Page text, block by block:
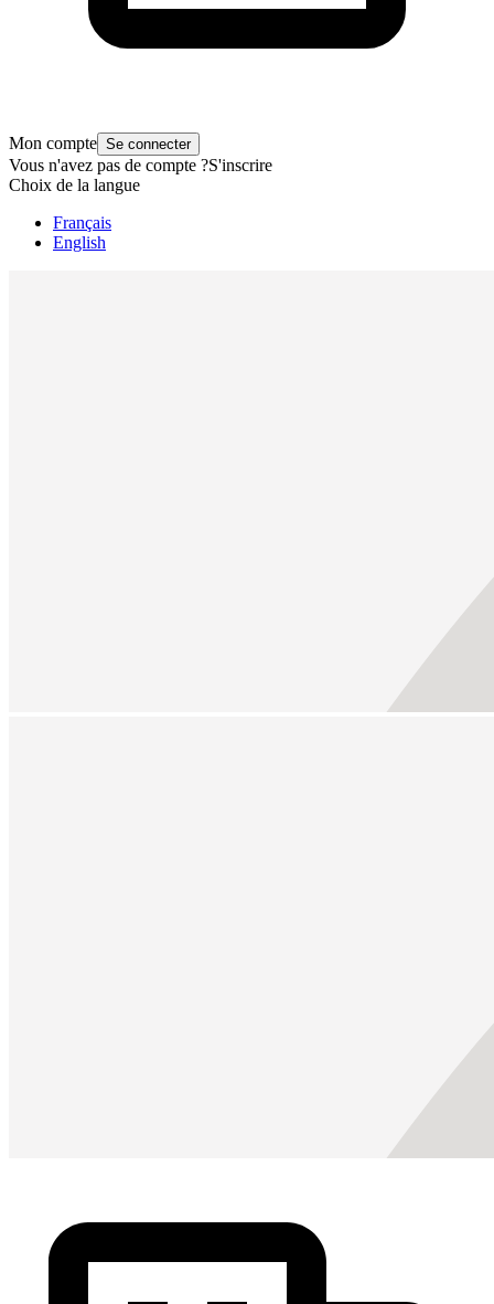
Mon compte Se connecter
Vous n'avez pas de compte ?S'inscrire
Choix de la langue
Français
English